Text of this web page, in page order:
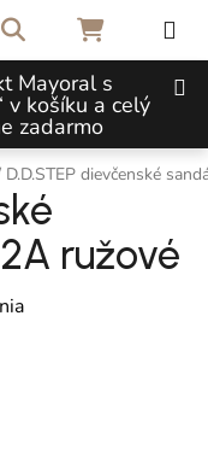
Mayoral s
v košíku a celý
zadarmo
Hľadať NÁKUPNÝ
D.D.STEP dievčenské
ružové
5 hviezdičiek.